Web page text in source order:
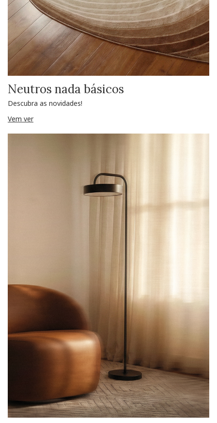
Neutros nada básicos
Descubra as novidades!
Vem ver